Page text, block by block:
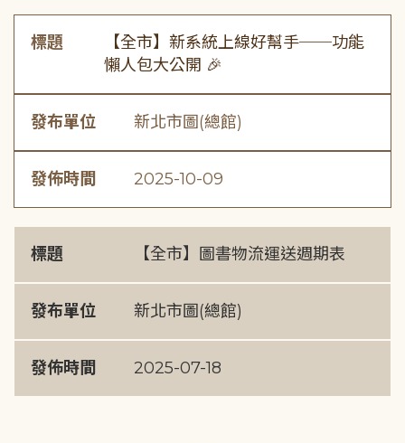
標題
【全市】新系統上線好幫手──功能
懶人包大公開 🎉
發布單位 新北市圖(總館)
發佈時間 2025-10-09
標題 【全市】圖書物流運送週期表
發布單位 新北市圖(總館)
發佈時間 2025-07-18